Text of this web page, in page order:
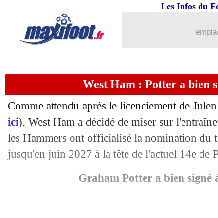
Les Infos du
West Ham : Potter a bien
Comme attendu après le licenciement de
ici), West Ham a décidé de miser sur
les Hammers ont officialisé la nomination du
jusqu'en juin 2027 à la tête de l'actuel 14e de
Graham Potter a bien signé
Lens: Fenerbahçe offre 20 M€ pour
09/01 Naples
09/01 Lens: une réflexion sur le poste de
09/01 Athletic : l'Arabie saoudite, I.
09/01 EdF: l'agent de Deschamps parle de
09/01 Barça : Vinicius, l'agacement de
: c'est fait pour Koyalipou